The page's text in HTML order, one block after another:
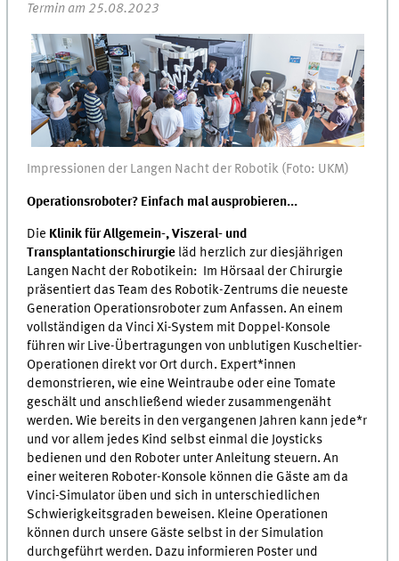
Termin am 25.08.2023
Impressionen der Langen Nacht der Robotik (Foto: UKM)
Operationsroboter? Einfach mal ausprobieren...
Die Klinik für Allgemein-, Viszeral- und
Transplantationschirurgie läd herzlich zur diesjährigen
Langen Nacht der Robotikein: Im Hörsaal der Chirurgie
präsentiert das Team des Robotik-Zentrums die neueste
Generation Operationsroboter zum Anfassen. An einem
vollständigen da Vinci Xi-System mit Doppel-Konsole
führen wir Live-Übertragungen von unblutigen Kuscheltier-
Operationen direkt vor Ort durch. Expert*innen
demonstrieren, wie eine Weintraube oder eine Tomate
geschält und anschließend wieder zusammengenäht
werden. Wie bereits in den vergangenen Jahren kann jede*r
und vor allem jedes Kind selbst einmal die Joysticks
bedienen und den Roboter unter Anleitung steuern. An
einer weiteren Roboter-Konsole können die Gäste am da
Vinci-Simulator üben und sich in unterschiedlichen
Schwierigkeitsgraden beweisen. Kleine Operationen
können durch unsere Gäste selbst in der Simulation
durchgeführt werden. Dazu informieren Poster und